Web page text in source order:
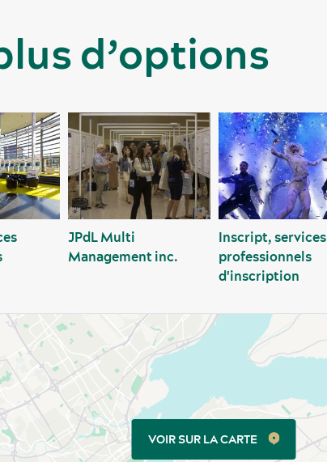
d’options
JPdL Multi
Management inc.
Inscript, services
professionnels
d'inscription
VOIR SUR LA CARTE